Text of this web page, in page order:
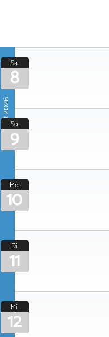
August 2026
Sa.
8
So.
9
Mo.
10
Di.
11
Mi.
12